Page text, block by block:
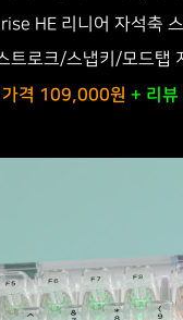
HE 리니어 자석축
트로크/스냅키/모드탭
격 109,000원 + 리뷰